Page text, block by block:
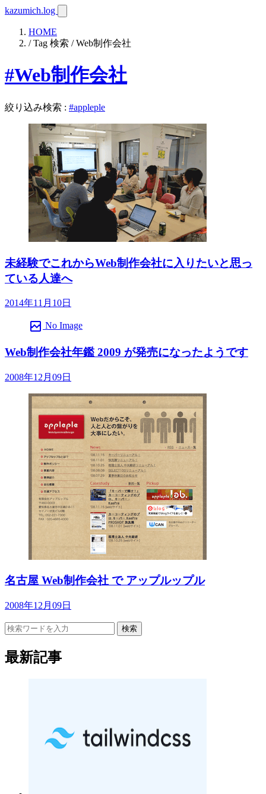
kazumich.log
HOME
/ Tag 検索 / Web制作会社
#Web制作会社
絞り込み検索 : #appleple
未経験でこれからWeb制作会社に入りたいと思っ
ている人達へ
2014年11月10日
broken_image No Image
Web制作会社年鑑 2009 が発売になったようです
2008年12月09日
名古屋 Web制作会社 で アップルップル
2008年12月09日
検索
最新記事